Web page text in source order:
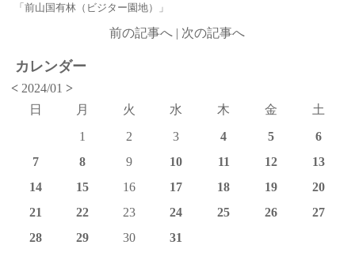
「前山国有林（ビジター園地）」
前の記事へ | 次の記事へ
カレンダー
< 2024/01>
日
月 火 水 木 金
土
1
2 3 4 5
6
7
8 9 10 11 12
13
14
15 16 17 18 19
20
21
22 23 24 25 26
27
28
29 30 31